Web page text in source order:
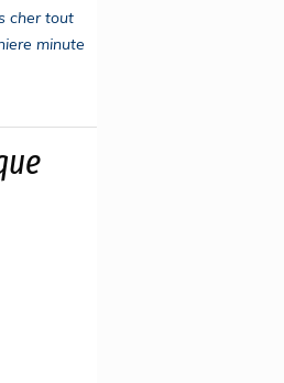
cher tout
minute